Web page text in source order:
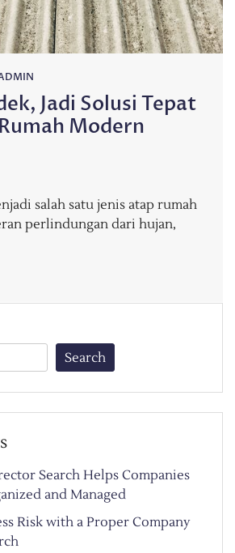
Jadi Solusi Tepat
Modern
salah satu jenis atap rumah
perlindungan dari hujan,
Search
Search Helps Companies
and Managed
Risk with a Proper Company